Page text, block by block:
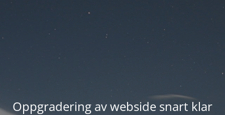
Oppgradering av webside snart klar